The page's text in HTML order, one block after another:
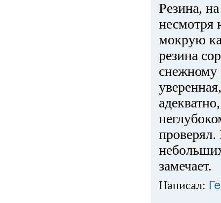
Резина,
несмотря
мокрую
резина
снежному
замечает.
Написал: